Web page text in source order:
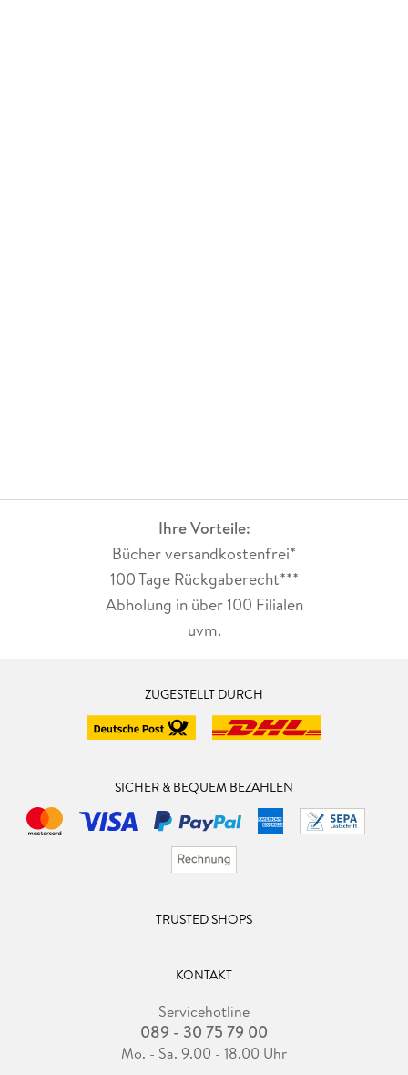
Ihre Vorteile:
Bücher versandkostenfrei*
100 Tage Rückgaberecht***
Abholung in über 100 Filialen
uvm.
ZUGESTELLT DURCH
SICHER & BEQUEM BEZAHLEN
TRUSTED SHOPS
KONTAKT
Servicehotline
089 - 30 75 79 00
Mo. - Sa. 9.00 - 18.00 Uhr